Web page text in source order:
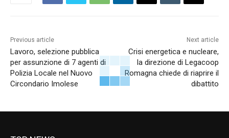
Previous article
Lavoro, selezione pubblica
per assunzione di 7 agenti di
Polizia Locale nel Nuovo
Circondario Imolese
Next article
Crisi energetica e nucleare,
la direzione di Legacoop
Romagna chiede di riaprire il
dibattito